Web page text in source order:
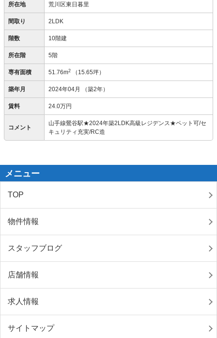
所在地 荒川区東日暮里
間取り 2LDK
階数 10階建
所在階 5階
専有面積 51.76m2 （15.65坪）
築年月 2024年04月 （築2年）
賃料 24.0万円
コメント
山手線鶯谷駅★2024年築2LDK高級レジデンス★ペット可/セ
キュリティ充実/RC造
メニュー
TOP
物件情報
スタッフブログ
店舗情報
求人情報
サイトマップ